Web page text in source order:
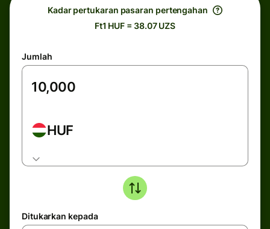
Kadar pertukaran pasaran pertengahan
Ft1 HUF = 38.07 UZS
Jumlah
HUF
Ditukarkan kepada